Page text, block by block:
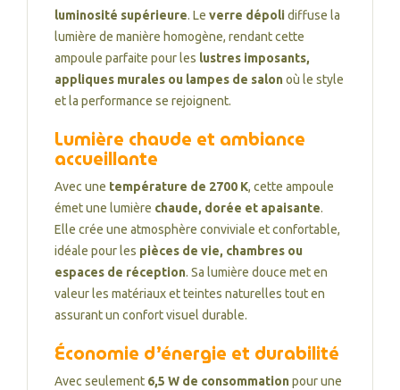
luminosité supérieure. Le verre dépolidiffuse la
lumière de manière homogène, rendant cette
ampoule parfaite pour les lustres imposants,
appliques murales ou lampes de salonoù le style
et la performance se rejoignent.
Lumière chaude et ambiance
accueillante
Avec une température de 2700 K, cette ampoule
émet une lumière chaude, dorée et apaisante.
Elle crée une atmosphère conviviale et confortable,
idéale pour les pièces de vie, chambres ou
espaces de réception. Sa lumière douce met en
valeur les matériaux et teintes naturelles tout en
assurant un confort visuel durable.
Économie d’énergie et durabilité
Avec seulement 6,5 W de consommationpour une